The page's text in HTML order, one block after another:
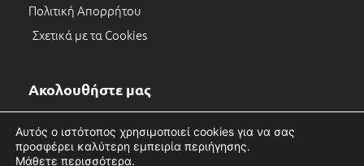
Πολιτική Απορρήτου
Σχετικά με τα Cookies
Ακολουθήστε μας
Αυτός ο ιστότοπος χρησιμοποιεί cookies για να σας
προσφέρει καλύτερη εμπειρία περιήγησης.
Μάθετε περισσότερα.